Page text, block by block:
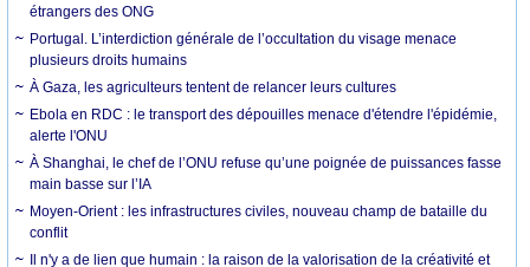
étrangers des ONG
Portugal. L’interdiction générale de l’occultation du visage menace
plusieurs droits humains
À Gaza, les agriculteurs tentent de relancer leurs cultures
Ebola en RDC : le transport des dépouilles menace d'étendre l'épidémie,
alerte l'ONU
À Shanghai, le chef de l’ONU refuse qu’une poignée de puissances fasse
main basse sur l’IA
Moyen-Orient : les infrastructures civiles, nouveau champ de bataille du
conflit
Il n'y a de lien que humain : la raison de la valorisation de la créativité et